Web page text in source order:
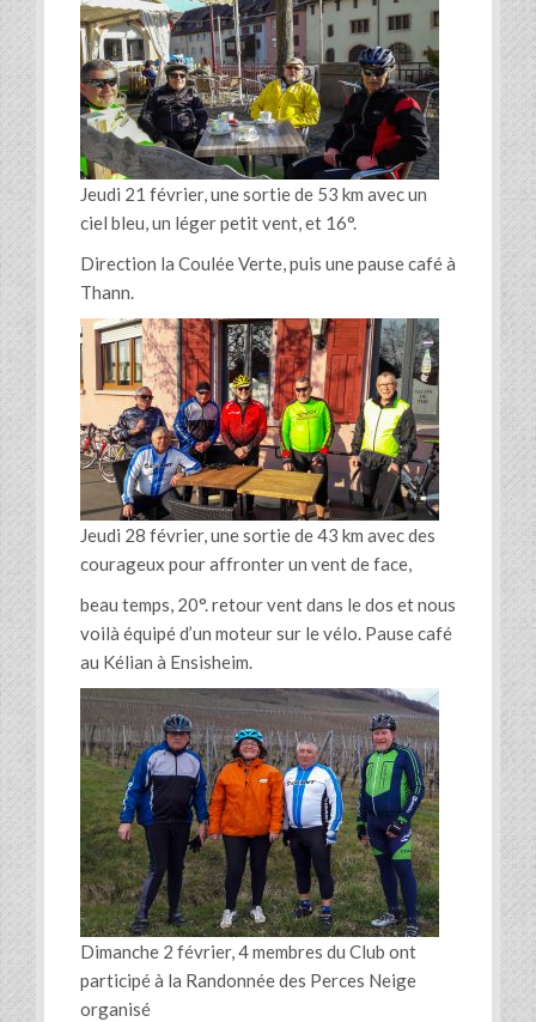
Jeudi 21 février, une sortie de 53 km avec un
ciel bleu, un léger petit vent, et 16°.
Direction la Coulée Verte, puis une pause café à
Thann.
Jeudi 28 février, une sortie de 43 km avec des
courageux pour affronter un vent de face,
beau temps, 20°. retour vent dans le dos et nous
voilà équipé d’un moteur sur le vélo. Pause café
au Kélian à Ensisheim.
Dimanche 2 février, 4 membres du Club ont
participé à la Randonnée des Perces Neige
organisé